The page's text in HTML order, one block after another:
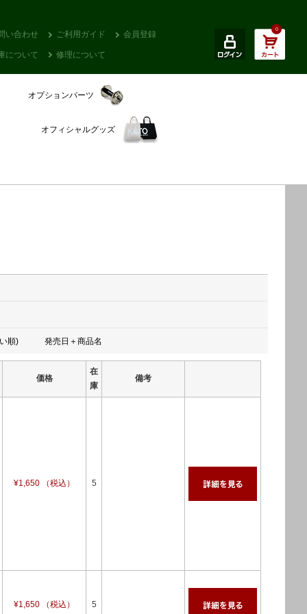
い合わせ ご利用ガイド 会員登録
について 修理について
0
オプションパーツ
オフィシャルグッズ
順) 発売日＋商品名
価格
在
庫
備考
¥1,650 （税込） 5
¥1,650 （税込） 5